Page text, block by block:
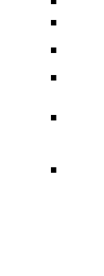
■
■
■
■
■